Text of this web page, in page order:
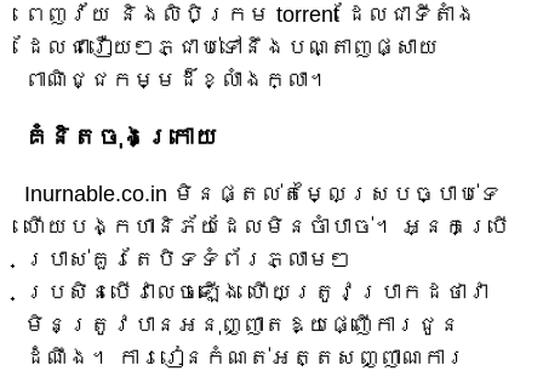
ពេញវ័យ និងលិបិក្រម torrent ដែលជាទីតាំង
ដែលជារឿយៗភ្ជាប់ទៅនឹងបណ្តាញផ្សាយ
ពាណិជ្ជកម្មដ៏ខ្លាំងក្លា។
គំនិតចុងក្រោយ
Inurnable.co.in មិនផ្តល់តម្លៃស្របច្បាប់ទេ
ហើយបង្កហានិភ័យដែលមិនចាំបាច់។ អ្នកប្រើ
ប្រាស់គួរតែបិទទំព័រភ្លាមៗ
ប្រសិនបើវាលេចឡើង ហើយត្រូវប្រាកដថាវា
មិនត្រូវបានអនុញ្ញាតឱ្យផ្ញើការជូន
ដំណឹង។ ការរៀនកំណត់អត្តសញ្ញាណការ